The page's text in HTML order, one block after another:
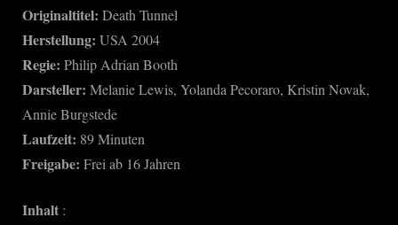
Originaltitel: Death Tunnel
Herstellung: USA 2004
Regie: Philip Adrian Booth
Darsteller: Melanie Lewis, Yolanda Pecoraro, Kristin Novak,
Annie Burgstede
Laufzeit: 89 Minuten
Freigabe: Frei ab 16 Jahren
Inhalt :